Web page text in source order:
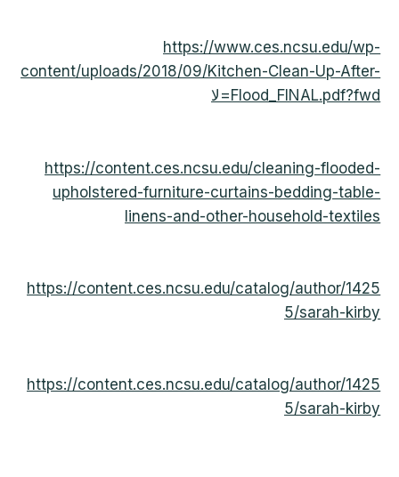
https://www.ces.ncsu.edu/wp-
content/uploads/2018/09/Kitchen-Clean-Up-After-
Flood_FINAL.pdf?fwd=لا
https://content.ces.ncsu.edu/cleaning-flooded-
upholstered-furniture-curtains-bedding-table-
linens-and-other-household-textiles
https://content.ces.ncsu.edu/catalog/author/1425
5/sarah-kirby
https://content.ces.ncsu.edu/catalog/author/1425
5/sarah-kirby